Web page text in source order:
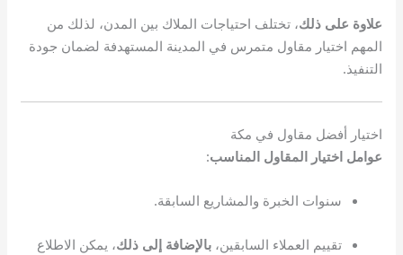
علاوة على ذلك، تختلف احتياجات الملاك بين المدن، لذلك من
المهم اختيار مقاول متمرس في المدينة المستهدفة لضمان جودة
التنفيذ.
اختيار أفضل مقاول في مكة
عوامل اختيار المقاول المناسب:
سنوات الخبرة والمشاريع السابقة.
تقييم العملاء السابقين،بالإضافة إلى ذلك، يمكن الاطلاع